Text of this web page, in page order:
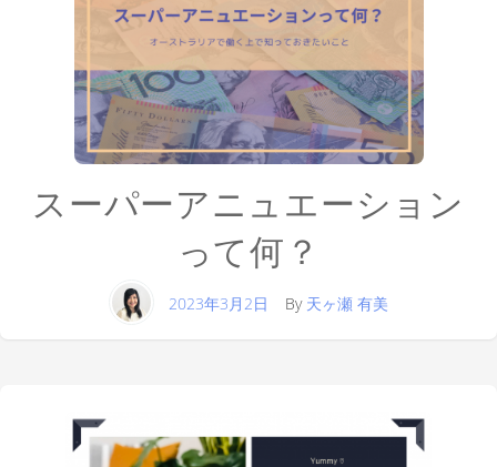
スーパーアニュエーション
って何？
2023年3月2日 By 天ヶ瀬 有美